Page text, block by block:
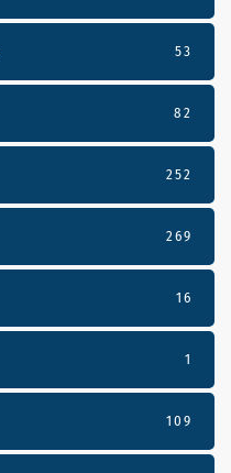
53
82
252
269
16
1
109